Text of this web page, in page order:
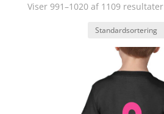
Viser 991–1020 af 1109 resultater